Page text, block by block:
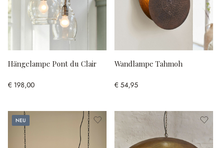
Hängelampe Pont du Clair
€ 198,00
Wandlampe Tahmoh
€ 54,95
Neu